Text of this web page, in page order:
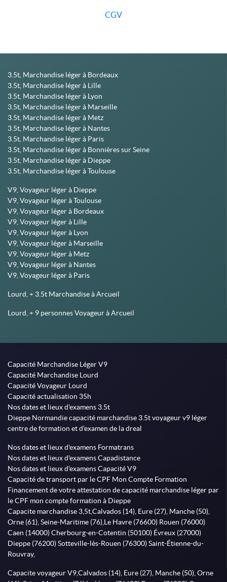
CGV
3.5t, Marchandise léger à Bordeaux
3.5t, Marchandise léger à Lille
3.5t, Marchandise léger à Lyon
3.5t, Marchandise léger à Marseille
3.5t, Marchandise léger à Metz
3.5t, Marchandise léger à Nantes
3.5t, Marchandise léger à Paris
3.5t, Marchandise léger à Bonnières sur Seine
3.5t, Marchandise léger à Dieppe
3.5t, Marchandise léger à Toulouse
V9, Voyageur léger à Dieppe
V9, Voyageur léger à Toulouse
V9, Voyageur léger à Bordeaux
V9, Voyageur léger à Lille
V9, Voyageur léger à Lyon
V9, Voyageur léger à Marseille
V9, Voyageur léger à Metz
V9, Voyageur léger à Nantes
V9, Voyageur léger à Paris
Lourd, + 3.5t Marchandise à Arcueil
Lourd, + 9 personnes Voyageur à Arcueil
Capacité Marchandise Léger V9
Capacité Marchandise Lourd
Capacité Voyageur Lourd
Capacité actualisation 35h
Nos dates et lieux d'examens 3.5t
Dieppe Normandie capacité marchandise 3.5t voyageur v9 léger
centre de formation et d'examen de la dreal
Nos dates et lieux d'examens Formatrans
Nos dates et lieux d'examens Capadistance
Nos dates et lieux d'examens Capacité V9
Capacité de transport par le CPF Mon Compte Formation
Financement de votre attestation de capacité marchandise léger par
le CPF mon compte formation à Dieppe
Capacite marchandise 3,5t,Calvados (14), Eure (27), Manche (50),
Orne (61), Seine-Maritime (76),Le Havre (76600) Rouen (76000)
Caen (14000) Cherbourg-en-Cotentin (50100) Évreux (27000)
Dieppe (76200) Sotteville-lès-Rouen (76300) Saint-Étienne-du-
Rouvray,
Capacite voyageur V9,Calvados (14), Eure (27), Manche (50), Orne